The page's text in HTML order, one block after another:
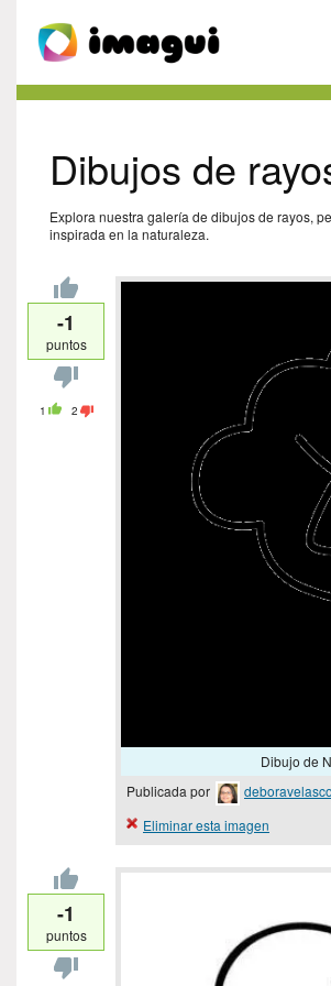
Dibujos de
Explora nuestra galería de dibujos de rayos,
inspirada en la naturaleza.
-1
puntos
1 2
Dibujo de
Publicada por
Eliminar esta imagen
-1
puntos